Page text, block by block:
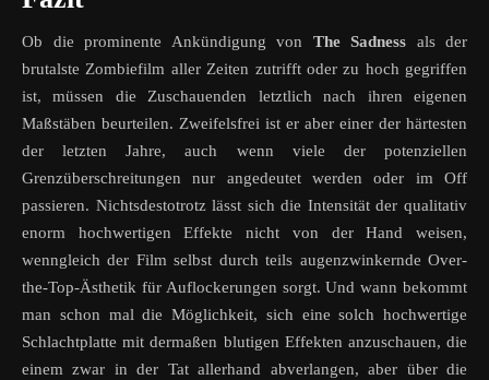
Ob die prominente Ankündigung von The Sadness als der
brutalste Zombiefilm aller Zeiten zutrifft oder zu hoch gegriffen
ist, müssen die Zuschauenden letztlich nach ihren eigenen
Maßstäben beurteilen. Zweifelsfrei ist er aber einer der härtesten
der letzten Jahre, auch wenn viele der potenziellen
Grenzüberschreitungen nur angedeutet werden oder im Off
passieren. Nichtsdestotrotz lässt sich die Intensität der qualitativ
enorm hochwertigen Effekte nicht von der Hand weisen,
wenngleich der Film selbst durch teils augenzwinkernde Over-
the-Top-Ästhetik für Auflockerungen sorgt. Und wann bekommt
man schon mal die Möglichkeit, sich eine solch hochwertige
Schlachtplatte mit dermaßen blutigen Effekten anzuschauen, die
einem zwar in der Tat allerhand abverlangen, aber über die